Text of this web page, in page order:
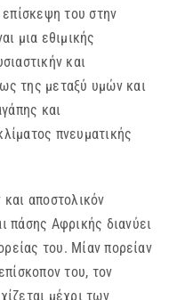
του στην
μια εθιμικής
και
της μεταξύ υμών και
και
πνευματικής
αποστολικόν
πάσης Αφρικής διανύει
του. Μίαν πορείαν
του, τον
μέχρι των